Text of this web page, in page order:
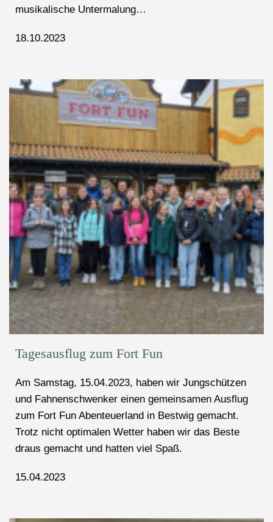
musikalische Untermalung…
18.10.2023
Tagesausflug zum Fort Fun
Am Samstag, 15.04.2023, haben wir Jungschützen
und Fahnenschwenker einen gemeinsamen Ausflug
zum Fort Fun Abenteuerland in Bestwig gemacht.
Trotz nicht optimalen Wetter haben wir das Beste
draus gemacht und hatten viel Spaß.
15.04.2023